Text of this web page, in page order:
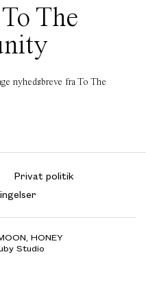
The
nyhedsbreve fra To The
Privat politik
HONEY
Studio